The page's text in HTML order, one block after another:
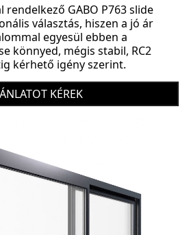
rendelkező GABO P763 slide
választás, hiszen a jó ár
egyesül ebben a
könnyed, mégis stabil, RC2
kérhető igény szerint.
KÉREK